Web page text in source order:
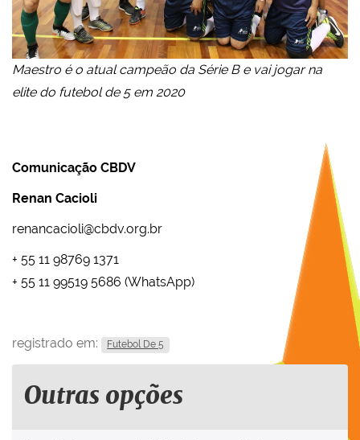
Maestro é o atual campeão da Série B e vai jogar na
elite do futebol de 5 em 2020
Comunicação CBDV
Renan Cacioli
renancacioli@cbdv.org.br
+ 55 11 98769 1371
+ 55 11 99519 5686 (WhatsApp)
registrado em: Futebol De 5
Outras opções